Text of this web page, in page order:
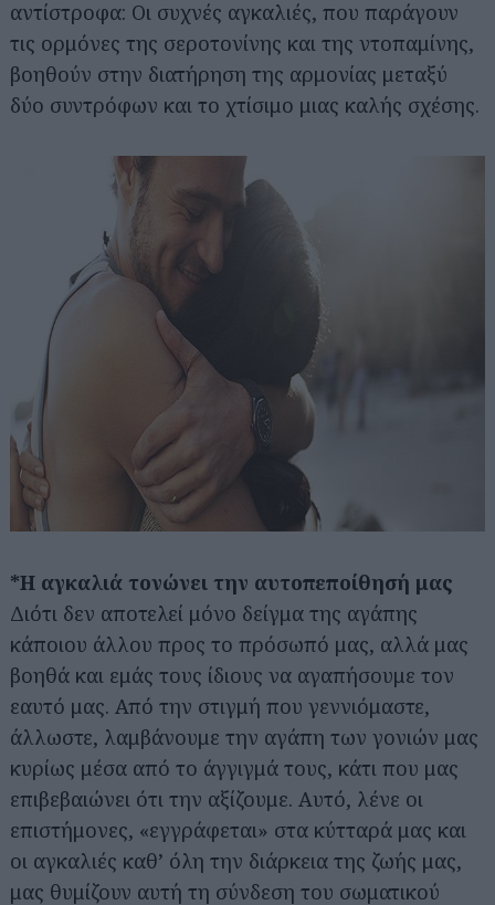
αντίστροφα: Οι συχνές αγκαλιές, που παράγουν
τις ορμόνες της σεροτονίνης και της ντοπαμίνης,
βοηθούν στην διατήρηση της αρμονίας μεταξύ
δύο συντρόφων και το χτίσιμο μιας καλής σχέσης.
*Η αγκαλιά τονώνει την αυτοπεποίθησή μας
Διότι δεν αποτελεί μόνο δείγμα της αγάπης
κάποιου άλλου προς το πρόσωπό μας, αλλά μας
βοηθά και εμάς τους ίδιους να αγαπήσουμε τον
εαυτό μας. Από την στιγμή που γεννιόμαστε,
άλλωστε, λαμβάνουμε την αγάπη των γονιών μας
κυρίως μέσα από το άγγιγμά τους, κάτι που μας
επιβεβαιώνει ότι την αξίζουμε. Αυτό, λένε οι
επιστήμονες, «εγγράφεται» στα κύτταρά μας και
οι αγκαλιές καθ’ όλη την διάρκεια της ζωής μας,
μας θυμίζουν αυτή τη σύνδεση του σωματικού